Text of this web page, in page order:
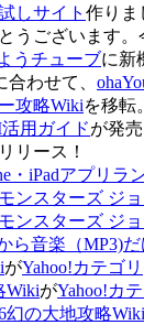
しサイト 作りま
うございます。
うチューブに新
わせて、
攻略Wikiを移転。
用ガイドが発
リース！
・iPadアプリラ
ンスターズ ジ
ンスターズ ジ
ら音楽（MP3)
がYahoo!カテゴリ
WikiがYahoo!カ
幻の大地攻略Wiki